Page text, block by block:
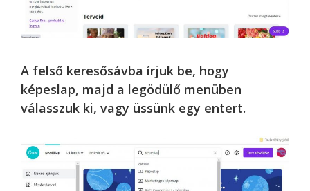
A felső keresősávba írjuk be, hogy
képeslap, majd a legödülő menüben
válasszuk ki, vagy üssünk egy entert.